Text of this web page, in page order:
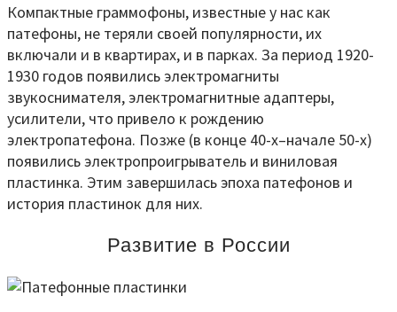
Компактные граммофоны, известные у нас как
патефоны, не теряли своей популярности, их
включали и в квартирах, и в парках. За период 1920-
1930 годов появились электромагниты
звукоснимателя, электромагнитные адаптеры,
усилители, что привело к рождению
электропатефона. Позже (в конце 40-х–начале 50-х)
появились электропроигрыватель и виниловая
пластинка. Этим завершилась эпоха патефонов и
история пластинок для них.
Развитие в России